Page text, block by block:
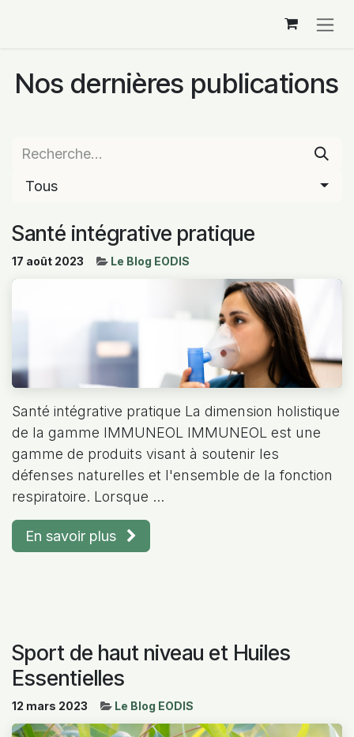
Nos dernières publications
Tous
Santé intégrative pratique
17 août 2023 Le Blog EODIS
Santé intégrative pratique La dimension holistique
de la gamme IMMUNEOL IMMUNEOL est une
gamme de produits visant à soutenir les
défenses naturelles et l'ensemble de la fonction
respiratoire. Lorsque ...
En savoir plus
Sport de haut niveau et Huiles
Essentielles
12 mars 2023 Le Blog EODIS